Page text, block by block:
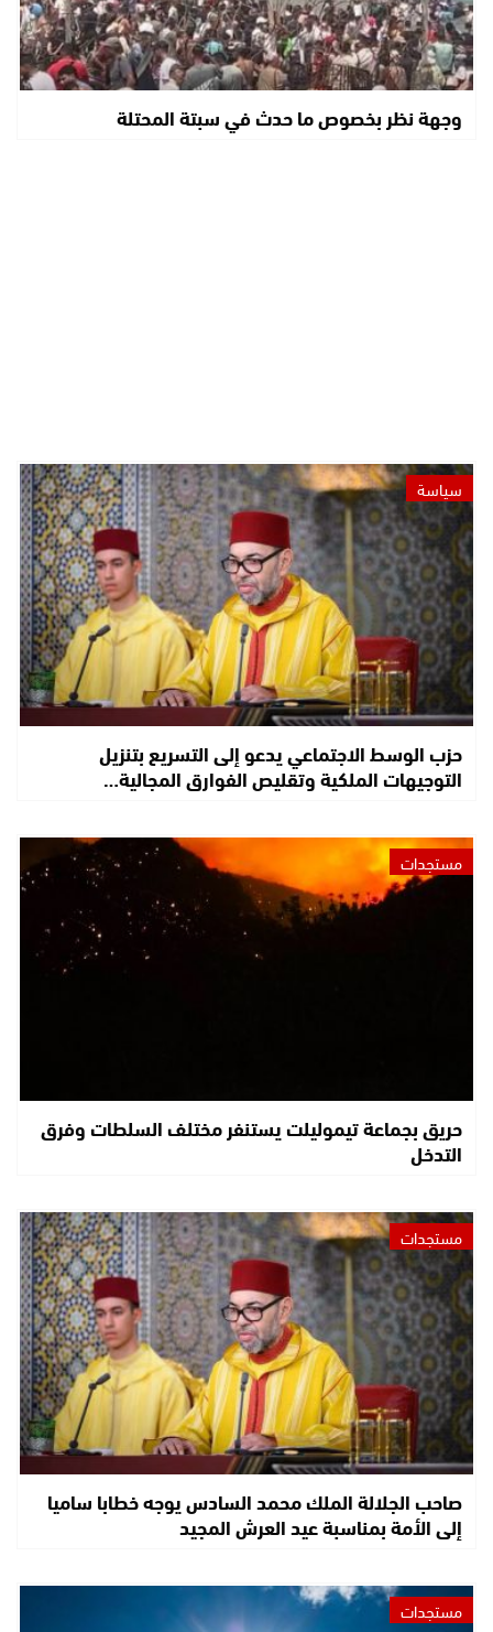
وجهة نظر بخصوص ما حدث في سبتة المحتلة
سياسة
حزب الوسط الاجتماعي يدعو إلى التسريع بتنزيل
التوجيهات الملكية وتقليص الفوارق المجالية…
مستجدات
حريق بجماعة تيموليلت يستنفر مختلف السلطات وفرق
التدخل
مستجدات
صاحب الجلالة الملك محمد السادس يوجه خطابا ساميا
إلى الأمة بمناسبة عيد العرش المجيد
مستجدات